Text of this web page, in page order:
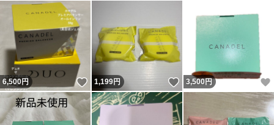
6,500円 いいね！
1,199円 いいね！
3,500 円